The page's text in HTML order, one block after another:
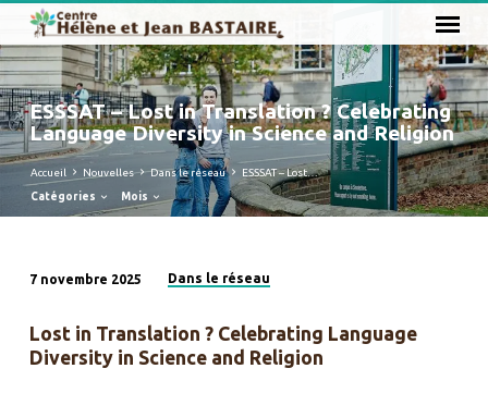
ESSSAT – Lost in Translation ? Celebrating
Language Diversity in Science and Religion
Accueil Nouvelles Dans le réseau ESSSAT – Lost…
Catégories Mois
–
Lost
7 novembre 2025 Dans le réseau
Lost in Translation ? Celebrating Language
Diversity in Science and Religion